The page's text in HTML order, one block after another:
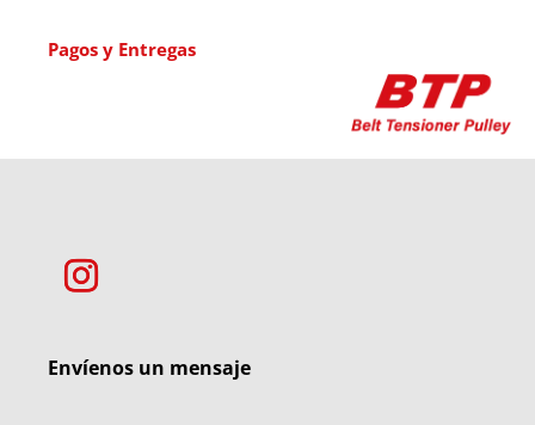
Pagos y Entregas
Envíenos un mensaje